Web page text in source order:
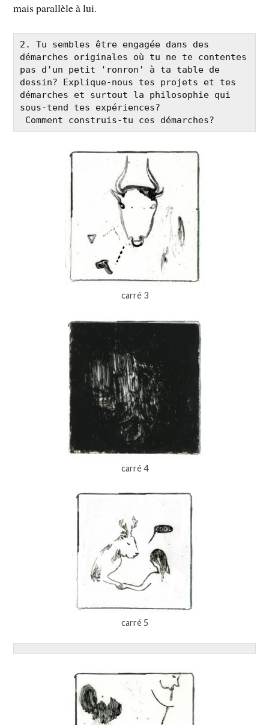
mais parallèle à lui.
2. Tu sembles être engagée dans des
démarches originales où tu ne te contentes
pas d'un petit 'ronron' à ta table de
dessin? Explique-nous tes projets et tes
démarches et surtout la philosophie qui
sous-tend tes expériences?
Comment construis-tu ces démarches?
carré 3
carré 4
carré 5